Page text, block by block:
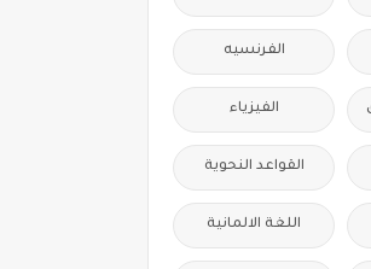
الفرنسيه
الفيزياء
القواعد النحوية
اللغة الالمانية